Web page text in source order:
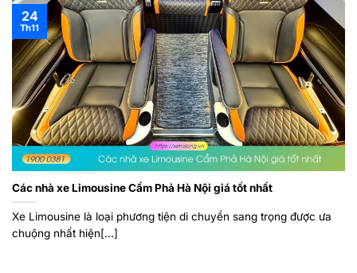
Các nhà xe Limousine Cẩm Phả Hà Nội giá tốt nhất
Xe Limousine là loại phương tiện di chuyển sang trọng được ưa
chuộng nhất hiện[...]
24
Th11